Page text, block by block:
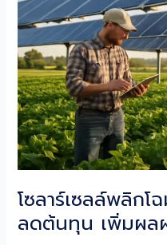
ใน
ตึก
สูง
และ
อนาคต
ที่
ยั่งยืน
โซลาร์เซลล์พลิกโ
ลดต้นทุน เพิ่มผล